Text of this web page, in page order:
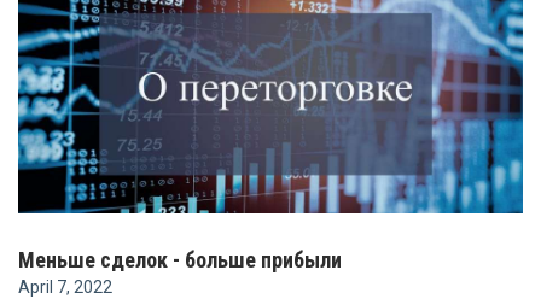
Меньше сделок - больше прибыли
April 7, 2022